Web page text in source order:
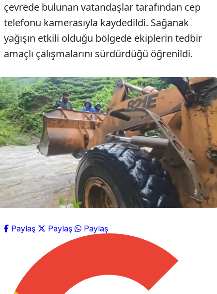
çevrede bulunan vatandaşlar tarafından cep
telefonu kamerasıyla kaydedildi. Sağanak
yağışın etkili olduğu bölgede ekiplerin tedbir
amaçlı çalışmalarını sürdürdüğü öğrenildi.
Paylaş Paylaş Paylaş